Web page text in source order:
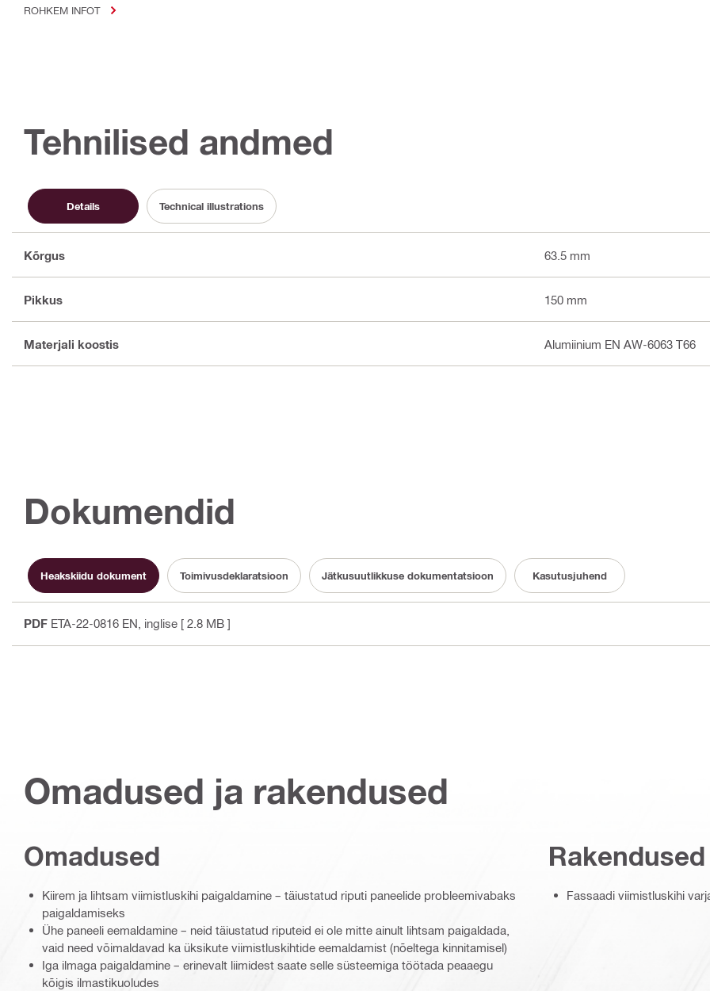
ROHKEM INFOT
Tehnilised andmed
Details Technical illustrations
Kõrgus 63.5 mm
Pikkus 150 mm
Materjali koostis Alumiinium EN AW-6063 T66
Dokumendid
Heakskiidu dokument Toimivusdeklaratsioon Jätkusuutlikkuse dokumentatsioon Kasutusjuhend
PDF ETA-22-0816 EN , inglise [ 2.8 MB ]
Omadused ja rakendused
Omadused
Kiirem ja lihtsam viimistluskihi paigaldamine – täiustatud riputi paneelide probleemivabaks
paigaldamiseks
Ühe paneeli eemaldamine – neid täiustatud riputeid ei ole mitte ainult lihtsam paigaldada,
vaid need võimaldavad ka üksikute viimistluskihtide eemaldamist (nõeltega kinnitamisel)
Iga ilmaga paigaldamine – erinevalt liimidest saate selle süsteemiga töötada peaaegu
kõigis ilmastikuoludes
Rakendused
Fassaadi viimistluskihi